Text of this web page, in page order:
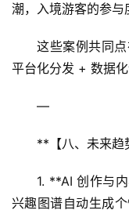
潮，入境游客的参
这些案例共同
平台化分发 + 数据
—
**【八、未来
1. **AI 创作与
兴趣图谱自动生成